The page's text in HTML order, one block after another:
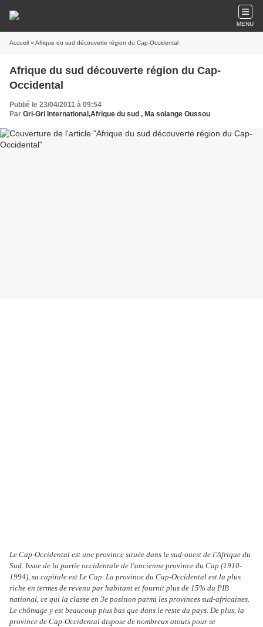
MENU
Accueil » Afrique du sud découverte région du Cap-Occidental
Afrique du sud découverte région du Cap-
Occidental
Publié le 23/04/2011 à 09:54
Par Gri-Gri International,Afrique du sud , Ma solange Oussou
Le Cap-Occidental est une province située dans le sud-ouest de l'Afrique du
Sud. Issue de la partie occidentale de l'ancienne province du Cap (1910-
1994), sa capitale est Le Cap. La province du Cap-Occidental est la plus
riche en termes de revenu par habitant et fournit plus de 15% du PIB
national, ce qui la classe en 3e position parmi les provinces sud-africaines.
Le chômage y est beaucoup plus bas que dans le reste du pays. De plus, la
province de Cap-Occidental dispose de nombreux atouts pour se